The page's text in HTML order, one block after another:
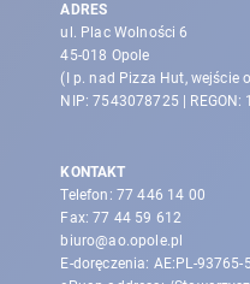
ADRES
ul. Plac Wolności 6
45-018 Opole
(I p. nad Pizza Hut, wejście
NIP: 7543078725 |
KONTAKT
Telefon: 77 446 14 00
Fax:77 44 59 612
biuro@ao.opole.pl
E-doręczenia: AE:PL-93765-